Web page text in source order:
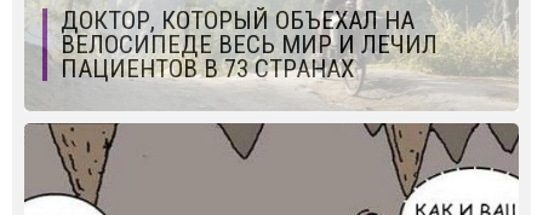
ДОКТОР, КОТОРЫЙ ОБЪЕХАЛ НА
ВЕЛОСИПЕДЕ ВЕСЬ МИР И ЛЕЧИЛ
ПАЦИЕНТОВ В 73 СТРАНАХ